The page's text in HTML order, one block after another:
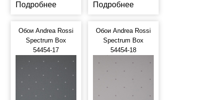
Подробнее
Подробнее
Обои Andrea Rossi
Spectrum Box
54454-17
Обои Andrea Rossi
Spectrum Box
54454-18